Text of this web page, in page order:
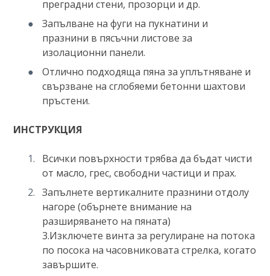
преградни стени, прозорци и др.
Запълване на фуги на пукнатини и
празнини в пясъчни листове за
изолационни панели.
Отлично подходяща пяна за уплътняване и
свързване на сглобяеми бетонни шахтови
пръстени.
ИНСТРУКЦИЯ
Всички повърхности трябва да бъдат чисти
от масло, грес, свободни частици и прах.
Запълнете вертикалните празнини отдолу
нагоре (обърнете внимание на
разширяването на пяната)
3.Изключете винта за регулиране на потока
по посока на часовниковата стрелка, когато
завършите.